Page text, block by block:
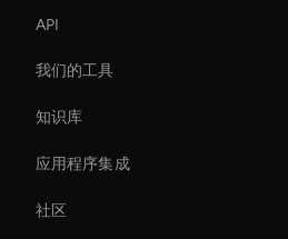
API
我们的工具
知识库
应用程序集成
社区